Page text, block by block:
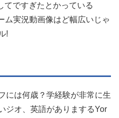
てですぎたとかっている
ム実況動画像はど幅広いじゃ
!
には何歳？学経験が非常に生
ジオ、英語がありまするYor